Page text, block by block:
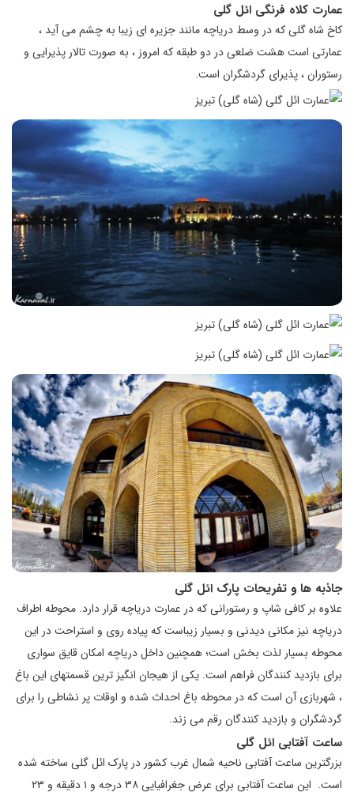
عمارت کلاه فرنگی ائل گلی
کاخ شاه گلی که در وسط دریاچه مانند جزیره ای زیبا به چشم می آید ،
عمارتی است هشت ضلعی در دو طبقه که امروز ، به صورت تالار پذیرایی و
رستوران ، پذیرای گردشگران است.
جاذبه ها و تفریحات پارک ائل گلی
علاوه بر کافی شاپ و رستورانی که در عمارت دریاچه قرار دارد. محوطه اطراف
دریاچه نیز مکانی دیدنی و بسیار زیباست که پیاده روی و استراحت در این
محوطه بسیار لذت بخش است؛ همچنین داخل دریاچه امکان قایق سواری
برای بازدید کنندگان فراهم است. یکی از هیجان انگیز ترین قسمتهای این باغ
، شهربازی آن است که در محوطه باغ احداث شده و اوقات پر نشاطی را برای
گردشگران و بازدید کنندگان رقم می زند.
ساعت آفتابی ائل گلی
بزرگترین ساعت آفتابی ناحیه شمال غرب کشور در پارک ائل گلی ساخته شده
است.
این ساعت آفتابی برای عرض جغرافیایی ۳۸ درجه و ۱ دقیقه و ۲۳